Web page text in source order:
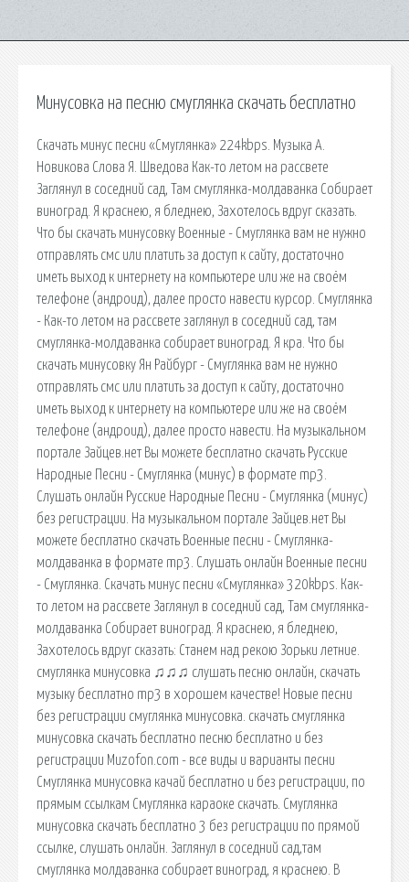
Минусовка на песню смуглянка скачать бесплатно
Скачать минус песни «Смуглянка» 224kbps. Музыка А.
Новикова Слова Я. Шведова Как-то летом на рассвете
Заглянул в соседний сад, Там смуглянка-молдаванка Собирает
виноград. Я краснею, я бледнею, Захотелось вдруг сказать.
Что бы скачать минусовку Военные - Смуглянка вам не нужно
отправлять смс или платить за доступ к сайту, достаточно
иметь выход к интернету на компьютере или же на своём
телефоне (андроид), далее просто навести курсор. Смуглянка
- Как-то летом на рассвете заглянул в соседний сад, там
смуглянка-молдаванка собирает виноград. Я кра. Что бы
скачать минусовку Ян Райбург - Смуглянка вам не нужно
отправлять смс или платить за доступ к сайту, достаточно
иметь выход к интернету на компьютере или же на своём
телефоне (андроид), далее просто навести. На музыкальном
портале Зайцев.нет Вы можете бесплатно скачать Русские
Народные Песни - Смуглянка (минус) в формате mp3.
Слушать онлайн Русские Народные Песни - Смуглянка (минус)
без регистрации. На музыкальном портале Зайцев.нет Вы
можете бесплатно скачать Военные песни - Смуглянка-
молдаванка в формате mp3. Слушать онлайн Военные песни
- Смуглянка. Скачать минус песни «Смуглянка» 320kbps. Как-
то летом на рассвете Заглянул в соседний сад, Там смуглянка-
молдаванка Собирает виноград. Я краснею, я бледнею,
Захотелось вдруг сказать: Станем над рекою Зорьки летние.
смуглянка минусовка ♫♫♫ слушать песню онлайн, скачать
музыку бесплатно mp3 в хорошем качестве! Новые песни
без регистрации смуглянка минусовка. скачать смуглянка
минусовка скачать бесплатно песню бесплатно и без
регистрации Muzofon.com - все виды и варианты песни
Смуглянка минусовка качай бесплатно и без регистрации, по
прямым ссылкам Смуглянка караоке скачать. Смуглянка
минусовка скачать бесплатно 3 без регистрации по прямой
ссылке, слушать онлайн. Заглянул в соседний сад,там
смуглянка молдаванка собирает виноград, я краснею. В